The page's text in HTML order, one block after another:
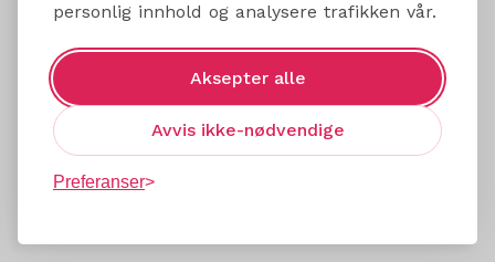
personlig innhold og analysere trafikken vår.
Aksepter alle
Avvis ikke-nødvendige
Preferanser